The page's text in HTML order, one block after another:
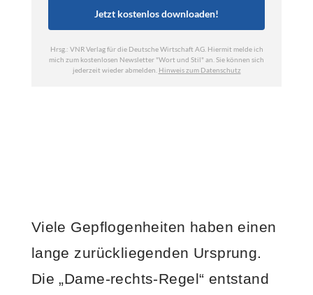
Viele Gepflogenheiten haben einen
lange zurückliegenden Ursprung.
Die „Dame-rechts-Regel“ entstand